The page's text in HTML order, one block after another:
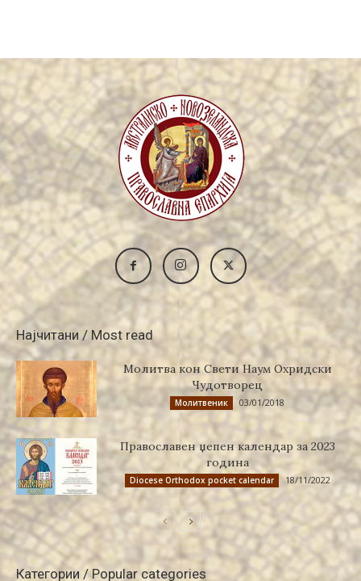
Најчитани / Most read
Молитва кон Свети Наум Охридски
Чудотворец
Молитвеник 03/01/2018
Православен џепен календар за 2023
година
Diocese Orthodox pocket calendar 18/11/2022
Категории / Popular categories